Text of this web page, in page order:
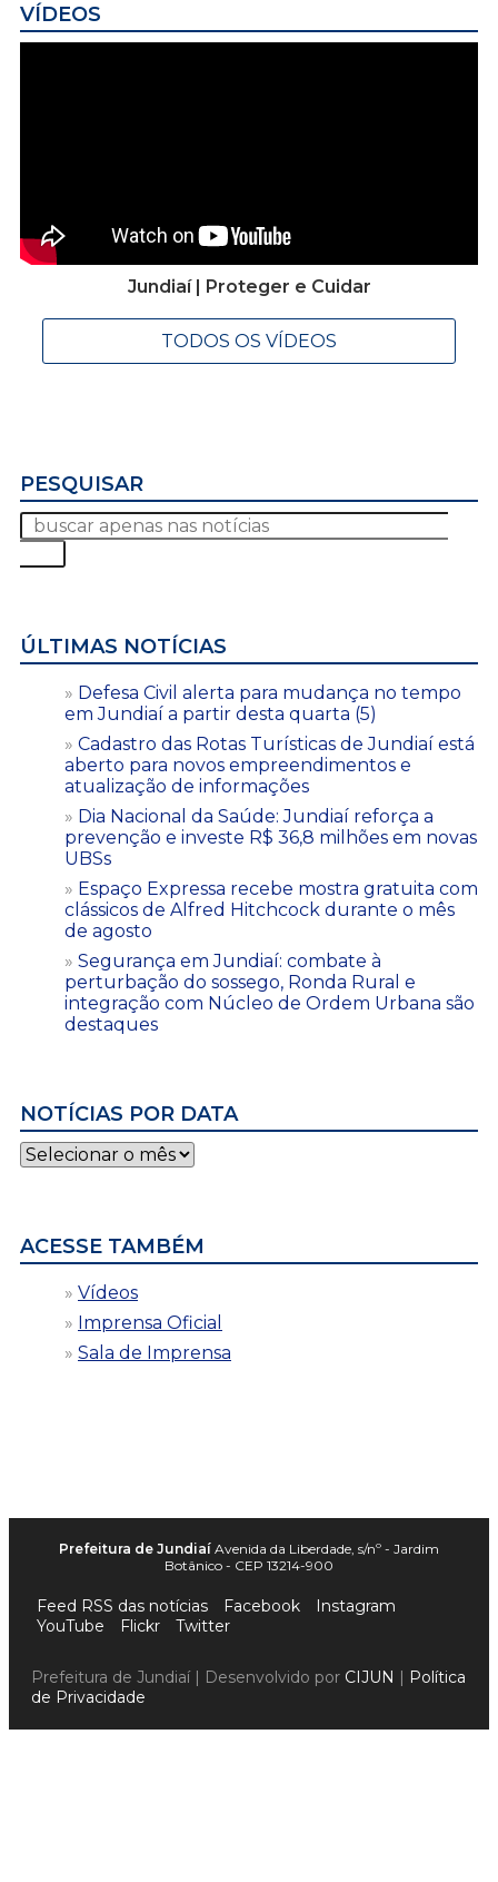
VÍDEOS
Jundiaí | Proteger e Cuidar
TODOS OS VÍDEOS
PESQUISAR
ÚLTIMAS NOTÍCIAS
Defesa Civil alerta para mudança no tempo
em Jundiaí a partir desta quarta (5)
Cadastro das Rotas Turísticas de Jundiaí está
aberto para novos empreendimentos e
atualização de informações
Dia Nacional da Saúde: Jundiaí reforça a
prevenção e investe R$ 36,8 milhões em novas
UBSs
Espaço Expressa recebe mostra gratuita com
clássicos de Alfred Hitchcock durante o mês
de agosto
Segurança em Jundiaí: combate à
perturbação do sossego, Ronda Rural e
integração com Núcleo de Ordem Urbana são
destaques
NOTÍCIAS POR DATA
Notícias
por
ACESSE TAMBÉM
Vídeos
Imprensa Oficial
Sala de Imprensa
Prefeitura de Jundiaí Avenida da Liberdade, s/nº - Jardim
Botânico - CEP 13214-900
Feed RSS das notícias Facebook
Instagram
YouTube
Flickr Twitter
Prefeitura de Jundiaí | Desenvolvido por CIJUN | Política
de Privacidade